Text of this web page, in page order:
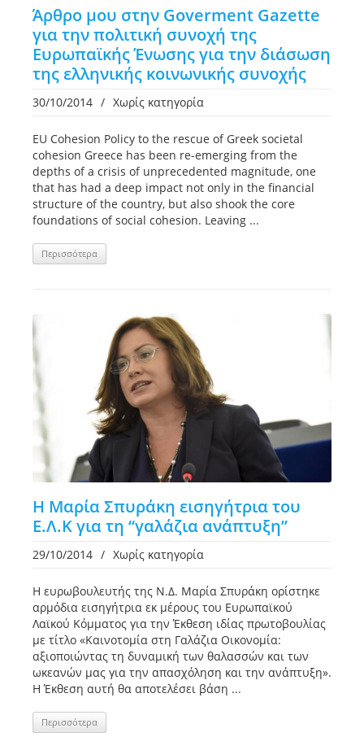
Άρθρο μου στην Goverment Gazette
για την πολιτική συνοχή της
Ευρωπαϊκής Ένωσης για την διάσωση
της ελληνικής κοινωνικής συνοχής
30/10/2014 / Χωρίς κατηγορία
EU Cohesion Policy to the rescue of Greek societal
cohesion Greece has been re-emerging from the
depths of a crisis of unprecedented magnitude, one
that has had a deep impact not only in the financial
structure of the country, but also shook the core
foundations of social cohesion. Leaving ...
Περισσότερα
Η Μαρία Σπυράκη εισηγήτρια του
Ε.Λ.Κ για τη “γαλάζια ανάπτυξη”
29/10/2014 / Χωρίς κατηγορία
Η ευρωβουλευτής της Ν.Δ. Μαρία Σπυράκη ορίστηκε
αρμόδια εισηγήτρια εκ μέρους του Ευρωπαϊκού
Λαϊκού Κόμματος για την Έκθεση ιδίας πρωτοβουλίας
με τίτλο «Καινοτομία στη Γαλάζια Οικονομία:
αξιοποιώντας τη δυναμική των θαλασσών και των
ωκεανών μας για την απασχόληση και την ανάπτυξη».
Η Έκθεση αυτή θα αποτελέσει βάση ...
Περισσότερα